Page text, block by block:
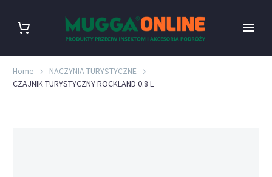
Home
NACZYNIA TURYSTYCZNE
CZAJNIK TURYSTYCZNY ROCKLAND 0.8 L